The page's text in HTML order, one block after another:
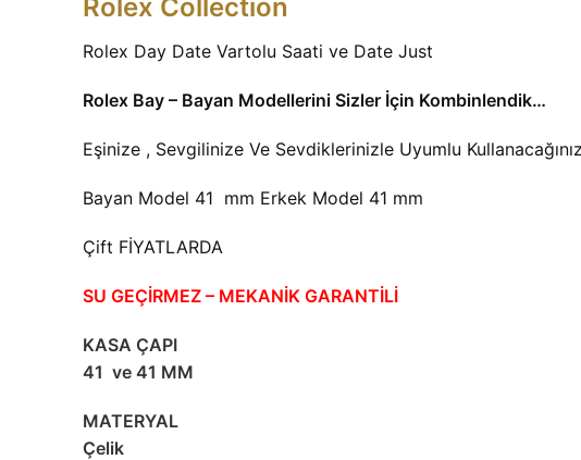
Rolex Collection
Rolex Day Date Vartolu Saati ve Date Just
Rolex Bay – Bayan Modellerini Sizler İçin Kombinlendik…
Eşinize , Sevgilinize Ve Sevdiklerinizle Uyumlu
Bayan Model 41 mm Erkek Model 41 mm
Çift FİYATLARDA
SU GEÇİRMEZ – MEKANİK GARANTİLİ
KASA ÇAPI
41 ve 41 MM
MATERYAL
Çelik